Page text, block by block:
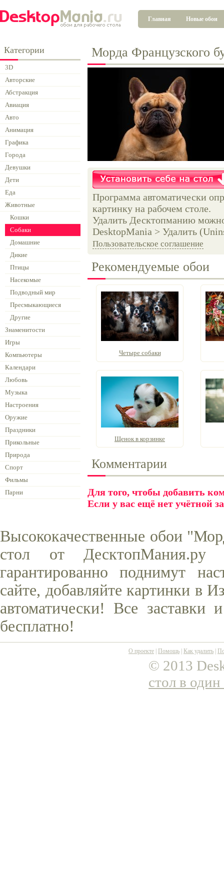
Главная Новые обои
Категории
3D
Авторские
Абстракция
Авиация
Авто
Анимация
Графика
Города
Девушки
Дети
Еда
Животные
Кошки
Собаки
Домашние
Дикие
Птицы
Насекомые
Подводный мир
Пресмыкающиеся
Другие
Знаменитости
Игры
Компьютеры
Календари
Любовь
Музыка
Настроения
Оружие
Праздники
Прикольные
Природа
Спорт
Фильмы
Парни
Морда Французского
Программа автоматически
картинку на рабочем столе.
Удалить Десктопманию
DesktopMania > Удалить
Пользовательское соглашение
Рекомендуемые обои
Четыре собаки
Щенок в корзинке
Комментарии
Для того, чтобы добавить
Если у вас ещё нет учётной
Высококачественные обои
стол от
гарантированно поднимут
сайте, добавляйте картинки в
автоматически! Все
бесплатно!
О проекте Помощь Как удалить
© 2013
стол в